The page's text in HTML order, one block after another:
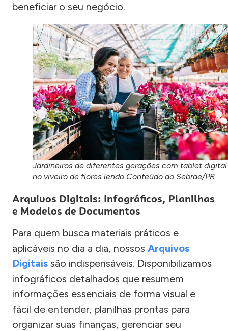
beneficiar o seu negócio.
Jardineiros de diferentes gerações com tablet digital
no viveiro de flores lendo Conteúdo do Sebrae/PR.
Arquivos Digitais: Infográficos, Planilhas
e Modelos de Documentos
Para quem busca materiais práticos e
aplicáveis no dia a dia, nossos Arquivos
Digitais são indispensáveis. Disponibilizamos
infográficos detalhados que resumem
informações essenciais de forma visual e
fácil de entender, planilhas prontas para
organizar suas finanças, gerenciar seu